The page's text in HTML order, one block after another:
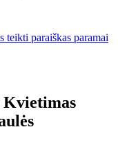
teikti paraiškas paramai
Kvietimas